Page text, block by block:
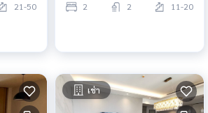
21-50 2 2 11-20
เช่า